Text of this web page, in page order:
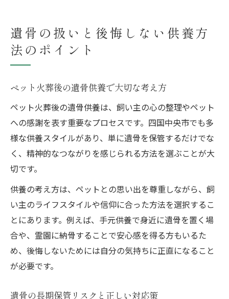
遺骨の扱いと後悔しない供養方
法のポイント
ペット火葬後の遺骨供養で大切な考え方
ペット火葬後の遺骨供養は、飼い主の心の整理やペット
への感謝を表す重要なプロセスです。四国中央市でも多
様な供養スタイルがあり、単に遺骨を保管するだけでな
く、精神的なつながりを感じられる方法を選ぶことが大
切です。
供養の考え方は、ペットとの思い出を尊重しながら、飼
い主のライフスタイルや信仰に合った方法を選択するこ
とにあります。例えば、手元供養で身近に遺骨を置く場
合や、霊園に納骨することで安心感を得る方もいるた
め、後悔しないためには自分の気持ちに正直になること
が必要です。
遺骨の長期保管リスクと正しい対応策